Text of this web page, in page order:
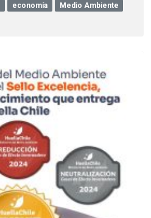
economía
Medio Ambiente